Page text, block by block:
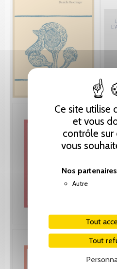
Ce site utilise
et vous
contrôle sur
vous
Nos partenaires
Autre
Tout
Tout